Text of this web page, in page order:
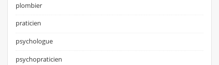
plombier
praticien
psychologue
psychopraticien